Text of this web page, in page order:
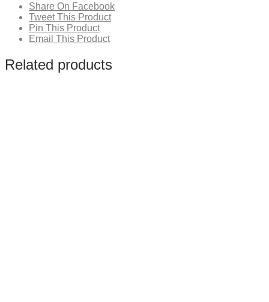
Share On Facebook
Tweet This Product
Pin This Product
Email This Product
Related products